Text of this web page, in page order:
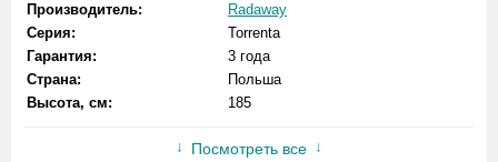
Производитель:
Radaway
Серия:
Torrenta
Гарантия:
3 года
Страна:
Польша
Высота, см:
185
Посмотреть все